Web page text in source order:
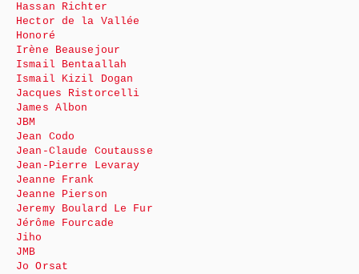
Hassan Richter
Hector de la Vallée
Honoré
Irène Beausejour
Ismail Bentaallah
Ismail Kizil Dogan
Jacques Ristorcelli
James Albon
JBM
Jean Codo
Jean-Claude Coutausse
Jean-Pierre Levaray
Jeanne Frank
Jeanne Pierson
Jeremy Boulard Le Fur
Jérôme Fourcade
Jiho
JMB
Jo Orsat